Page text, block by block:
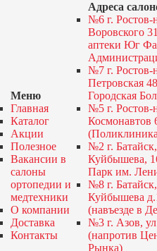
Меню
Главная
Каталог
Акции
Полезное
Вакансии в
салоны
ортопедии и
медтехники
О компании
Доставка
Контакты
Адреса
№6 г. Ростов-
Воровского
аптеки Юг
№7 г. Ростов-
Петровская
Городская
№5 г. Ростов-
Космонавтов
№2 г.
Куйбышева,
Парк им.
№8 г.
Куйбышева
(навъезде в
№3 г. Азов,
(напротив
Рынка)